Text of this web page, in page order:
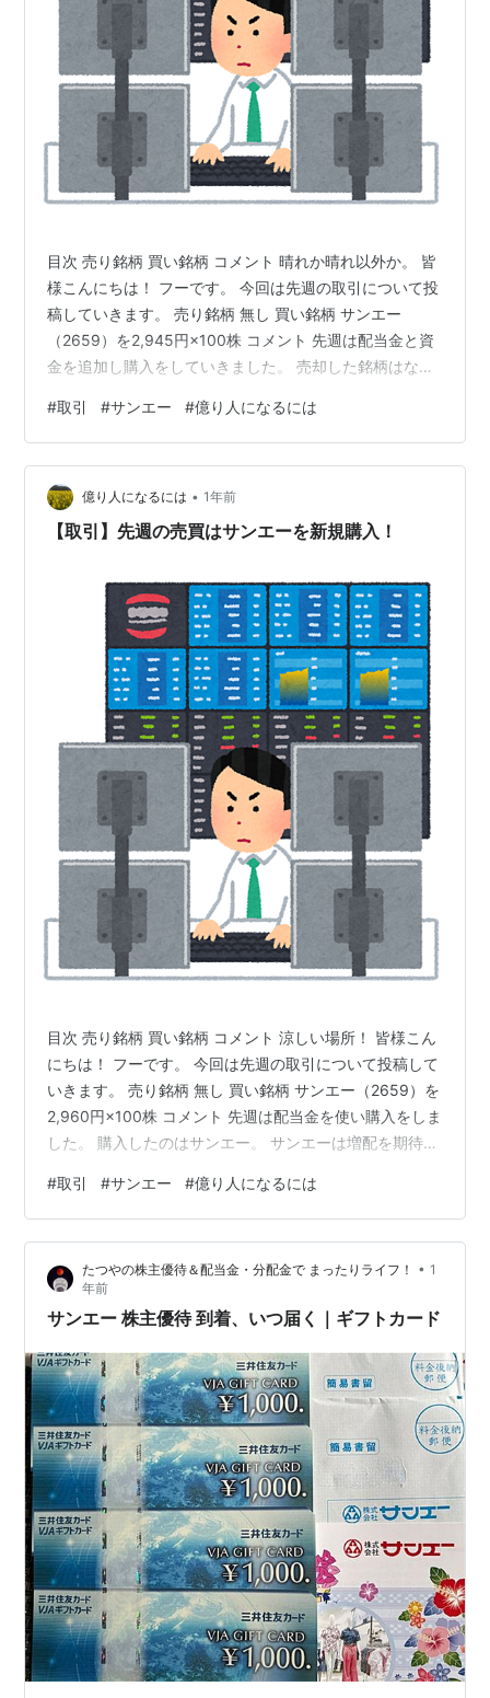
目次 売り銘柄 買い銘柄 コメント 晴れか晴れ以外か。 皆
様こんにちは！ フーです。 今回は先週の取引について投
稿していきます。 売り銘柄 無し 買い銘柄 サンエー
（2659）を2,945円×100株 コメント 先週は配当金と資
金を追加し購入をしていきました。 売却した銘柄はな
す。 200株保有で株主優待がいただける為、200株保有
をしました。 サンエーについては、増配を期待して保有
をしています。 fuka120204.hatenablog.com ランキン
グ参加中投資
#取引 #サンエー #億り人になるには
億り人になるには • 1年前
【取引】先週の売買はサンエーを新規購入！
目次 売り銘柄 買い銘柄 コメント 涼しい場所！ 皆様こん
にちは！ フーです。 今回は先週の取引について投稿して
いきます。 売り銘柄 無し 買い銘柄 サンエー（2659）を
2,960円×100株 コメント 先週は配当金を使い購入をしま
した。 購入したのはサンエー。 サンエーは増配を期待し
るので買い増ししたい銘柄です。
fuka120204.hatenablog.com ランキング参加中投資
#取引 #サンエー #億り人になるには
たつやの株主優待＆配当金・分配金で まったりライフ！ • 1
年前
サンエー 株主優待 到着、いつ届く｜ギフトカード